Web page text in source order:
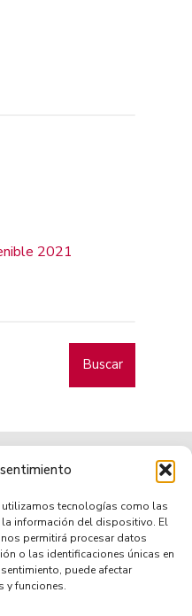
utilizamos tecnologías como las
la información del dispositivo. El
permitirá procesar datos
o las identificaciones únicas en
puede afectar
y funciones.
2021
Buscar
tradición